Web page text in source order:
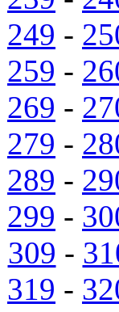
249 -
259 -
269 -
279 -
289 -
299 -
309 -
319 -